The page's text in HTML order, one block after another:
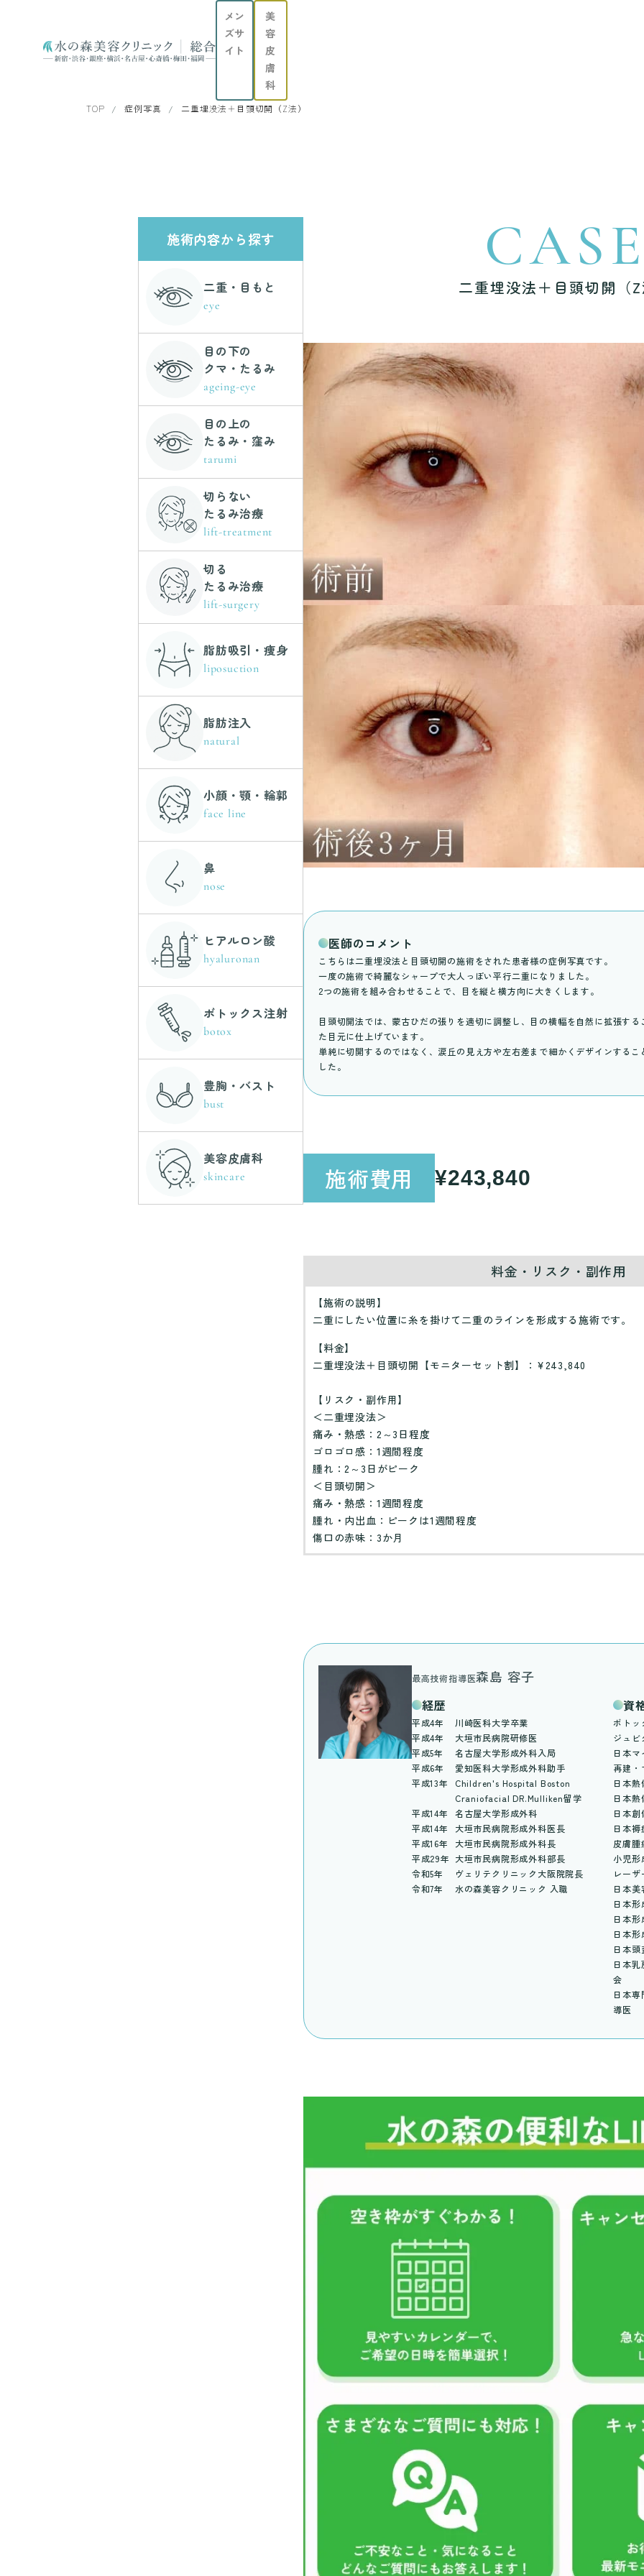
メン
ズサ
イト
美
容
皮
膚
科
TOP 症例写真 二重埋没法＋目頭切開（Z法）
CASE
二重埋没法＋目頭切開（Z
医師のコメント
こちらは二重埋没法と目頭切開の施術をされた患者様の症例写真です。
一度の施術で綺麗なシャープで大人っぽい平行二重になりました。
2つの施術を組み合わせることで、目を縦と横方向に大きくします。
目頭切開法では、蒙古ひだの張りを適切に調整し、目の横幅を自然に拡張す
た目元に仕上げています。
単純に切開するのではなく、涙丘の見え方や左右差まで細かくデザインする
した。
施術費用 ¥243,840
料金・リスク・副作用
【施術の説明】
二重にしたい位置に糸を掛けて二重のラインを形成する施術です。
【料金】
二重埋没法＋目頭切開【モニターセット割】：¥243,840
【リスク・副作用】
＜二重埋没法＞
痛み・熱感：2～3日程度
ゴロゴロ感：1週間程度
腫れ：2～3日がピーク
＜目頭切開＞
痛み・熱感：1週間程度
腫れ・内出血：ピークは1週間程度
傷口の赤味：3か月
最高技術指導医森島 容子
経歴
平成4年
川崎医科大学卒業
平成4年
大垣市民病院研修医
平成5年
名古屋大学形成外科入局
平成6年
愛知医科大学形成外科助手
平成13年
Children's Hospital Boston
Craniofacial DR.Mulliken留学
平成14年
名古屋大学形成外科
平成14年
大垣市民病院形成外科医長
平成16年
大垣市民病院形成外科長
平成29年 大垣市民病院形成外科部長
令和5年
ヴェリテクリニック大阪院院長
令和7年
水の森美容クリニック 入職
資
ボトッ
ジュビ
日本
再建・
日本熱
日本熱
日本創
日本褥
皮膚腫
小児形
レーザ
日本
日本形
日本
日本
日本頭
日本
会
日本
導医
施術内容から探す
二重・目もと
eye
目の下の
クマ・たるみ
ageing-eye
目の上の
たるみ・窪み
tarumi
切らない
たるみ治療
lift-treatment
切る
たるみ治療
lift-surgery
脂肪吸引・痩身
liposuction
脂肪注入
natural
小顔・顎・輪郭
face line
鼻
nose
ヒアルロン酸
hyaluronan
ボトックス注射
botox
豊胸・バスト
bust
美容皮膚科
skincare